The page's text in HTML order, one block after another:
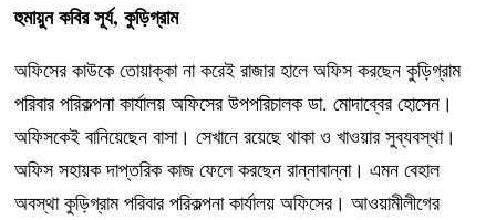
হুমায়ুন কবির সূর্য, কুড়িগ্রাম
অফিসের কাউকে তোয়াক্কা না করেই রাজার হালে অফিস করছেন কুড়িগ্রাম
পরিবার পরিকল্পনা কার্যালয় অফিসের উপপরিচালক ডা. মোদাব্বের হোসেন।
অফিসকেই বানিয়েছেন বাসা। সেখানে রয়েছে থাকা ও খাওয়ার সুব্যবস্থা।
অফিস সহায়ক দাপ্তরিক কাজ ফেলে করছেন রান্নাবান্না। এমন বেহাল
অবস্থা কুড়িগ্রাম পরিবার পরিকল্পনা কার্যালয় অফিসের। আওয়ামীলীগের